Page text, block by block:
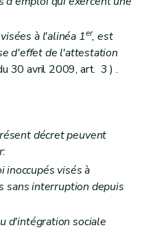
à l'alinéa 1er, est
d'effet de l'attestation
30 avril 2009, art. 3 ) .
décret peuvent
inoccupés visés à
sans interruption depuis
d'intégration sociale